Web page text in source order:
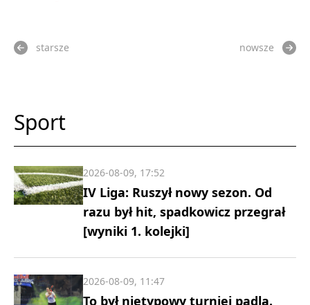
starsze nowsze
Sport
IV Liga: Ruszył nowy sezon. Od
razu był hit, spadkowicz przegrał
[wyniki 1. kolejki]
2026-08-09, 17:52
To był nietypowy turniej padla.
2026-08-09, 11:47